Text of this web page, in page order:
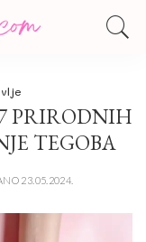
PRIRODNIH
TEGOBA
23.05.2024.